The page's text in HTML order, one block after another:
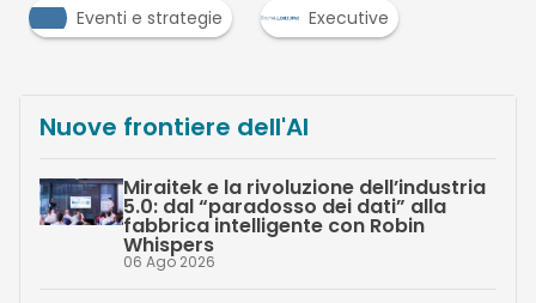
Eventi e strategie Executive
Nuove frontiere dell'AI
Miraitek e la rivoluzione dell’industria
5.0: dal “paradosso dei dati” alla
fabbrica intelligente con Robin
Whispers
06 Ago 2026